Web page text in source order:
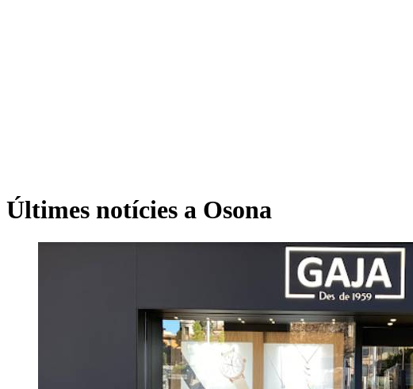
Últimes notícies a Osona